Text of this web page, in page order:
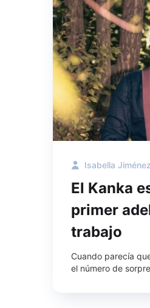
Isabella Jiménez
El Kanka
primer
trabajo
Cuando parecía
el número de